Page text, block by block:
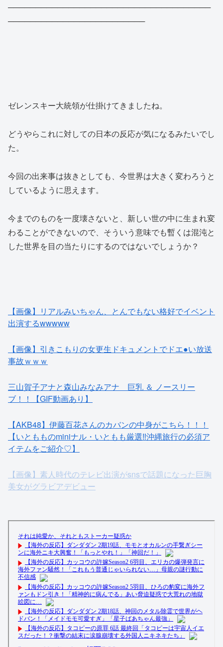
─────────────────────────────────────
─────────────────────────
ゼレンスキー大統領が仕掛けてきましたね。
どうやらこれに対しての日本の反応が気になるみたいでし
た。
今回の出来事は抜きとしても、今世界は大きく変わろうと
しているように思えます。
今までのものを一度壊さないと、新しい世の中に生まれ変
わることができないので、そういう意味でも暫くは混沌と
した世界を目の当たりにするのではないでしょうか？
【画像】リアルみいちゃん、とんでもない格好でイベント
出演するwwwww
【画像】引きこもりの女更生ドキュメントでドエ●い放送
事故ｗｗｗ
三山賀子アナと森山みなみアナ 巨乳 ＆ ノースリー
ブ！！【GIF動画あり】
【AKB48】伊藤百花さんのカバンの中身がこちら！！！
【いともものminiナル・いともも厳選‼︎沖縄旅行の必須ア
イテムをご紹介♡】
【画像】素人時代のテレビ出演がsnsで話題になった巨胸
美女がグラビアデビュー